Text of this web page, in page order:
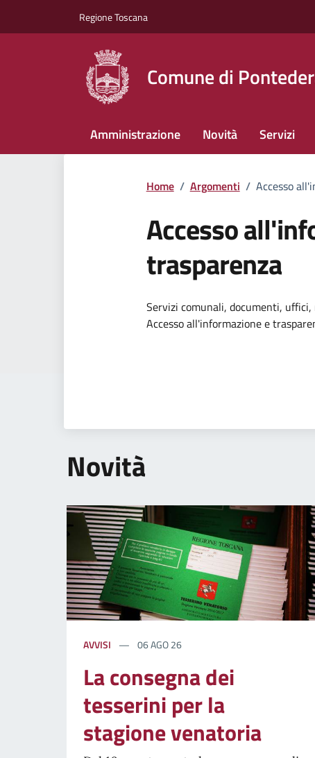
Regione Toscana
Comune di
Amministrazione Novità Servizi
Home / Argomenti / Accesso
Accesso
trasparenza
Dettagli
Servizi comunali, documenti,
Accesso all'informazione e
Novità
AVVISI 06 AGO 26
La consegna dei
tesserini per la
stagione venatoria